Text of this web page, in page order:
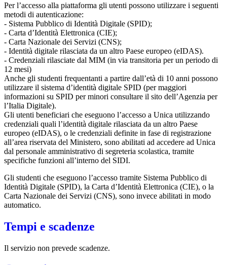
Per l’accesso alla piattaforma gli utenti possono utilizzare i seguenti
metodi di autenticazione:
- Sistema Pubblico di Identità Digitale (SPID);
- Carta d’Identità Elettronica (CIE);
- Carta Nazionale dei Servizi (CNS);
- Identità digitale rilasciata da un altro Paese europeo (eIDAS).
- Credenziali rilasciate dal MIM (in via transitoria per un periodo di
12 mesi)
Anche gli studenti frequentanti a partire dall’età di 10 anni possono
utilizzare il sistema d’identità digitale SPID (per maggiori
informazioni su SPID per minori consultare il sito dell’Agenzia per
l’Italia Digitale).
Gli utenti beneficiari che eseguono l’accesso a Unica utilizzando
credenziali quali l’identità digitale rilasciata da un altro Paese
europeo (eIDAS), o le credenziali definite in fase di registrazione
all’area riservata del Ministero, sono abilitati ad accedere ad Unica
dal personale amministrativo di segreteria scolastica, tramite
specifiche funzioni all’interno del SIDI.
Gli studenti che eseguono l’accesso tramite Sistema Pubblico di
Identità Digitale (SPID), la Carta d’Identità Elettronica (CIE), o la
Carta Nazionale dei Servizi (CNS), sono invece abilitati in modo
automatico.
Tempi e scadenze
Il servizio non prevede scadenze.